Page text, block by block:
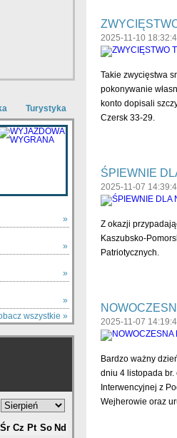
Turystyka
»
»
»
»
wszystkie »
Śr Cz Pt So Nd
2025-11-10
Takie zwycięstwa
pokonywanie
konto dopisali
Czersk 33-29.
ŚPIEWNIE
2025-11-07
Z okazji
Kaszubsko-
Patriotycznych.
2025-11-07
Bardzo ważny
dniu 4 listopada
Interwencyjnej z
Wejherowie oraz